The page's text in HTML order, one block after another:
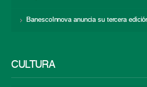
BanescoInnova anuncia su tercera
CULTURA